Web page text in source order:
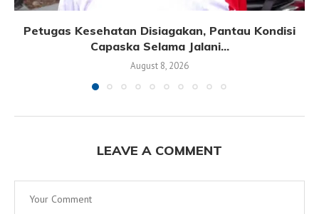
Petugas Kesehatan Disiagakan, Pantau Kondisi
Capaska Selama Jalani...
August 8, 2026
LEAVE A COMMENT